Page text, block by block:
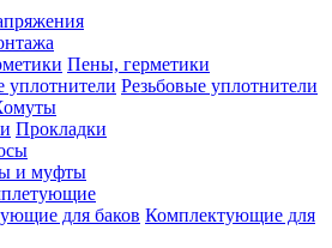
Пены, герметики
Резьбовые уплотнители
Прокладки
и муфты
Комплектующие для